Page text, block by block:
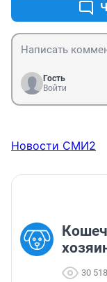
Гость
Войти
Новости СМИ2
30 518